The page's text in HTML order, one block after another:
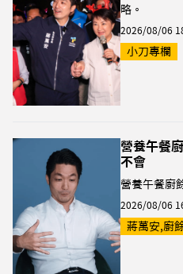
略。
2026/08/06
小刀專欄
營養午餐
不會
營養午餐廚
2026/08/06
蔣萬安,廚